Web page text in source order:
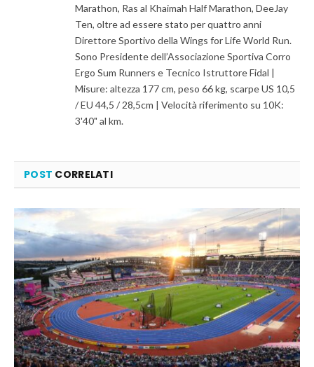
Marathon, Ras al Khaimah Half Marathon, DeeJay
Ten, oltre ad essere stato per quattro anni
Direttore Sportivo della Wings for Life World Run.
Sono Presidente dell’Associazione Sportiva Corro
Ergo Sum Runners e Tecnico Istruttore Fidal |
Misure: altezza 177 cm, peso 66 kg, scarpe US 10,5
/ EU 44,5 / 28,5cm | Velocità riferimento su 10K:
3'40" al km.
POST CORRELATI